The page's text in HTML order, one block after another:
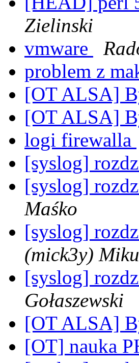
Zielinski
vmware
problem z
[OT ALSA]
[OT ALSA]
logi firewalla
[syslog]
[syslog]
Maśko
[syslog]
(mick3y)
[syslog]
Gołaszewski
[OT ALSA]
[OT] nauka